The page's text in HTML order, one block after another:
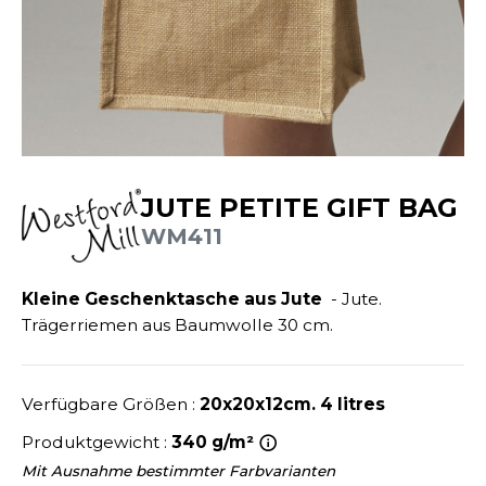
MEDIZIN/BEAUTY
BLUSEN
PRODUKTE
YOUR BRAND
SI ON L'APPELAIT FRANCIS
BY PROMODORO
HALES
VERANTWORTLICH
MEDIATHEK
NACHHALTIGE ARTIKEL
KUNDENKONTO ERÖFFNENJUTE PETITE GIFT BAG
WM411
Kleine Geschenktasche aus Jute - Jute.
Trägerriemen aus Baumwolle 30 cm.
Verfügbare Größen : 20x20x12cm. 4 litres
Produktgewicht : 340 g/m²
Mit Ausnahme bestimmter Farbvarianten